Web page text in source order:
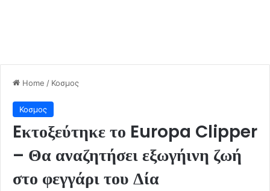
Home / Κοσμος
Κοσμος
Eκτοξεύτηκε το Europa Clipper
– Θα αναζητήσει εξωγήινη ζωή
στο φεγγάρι του Δία